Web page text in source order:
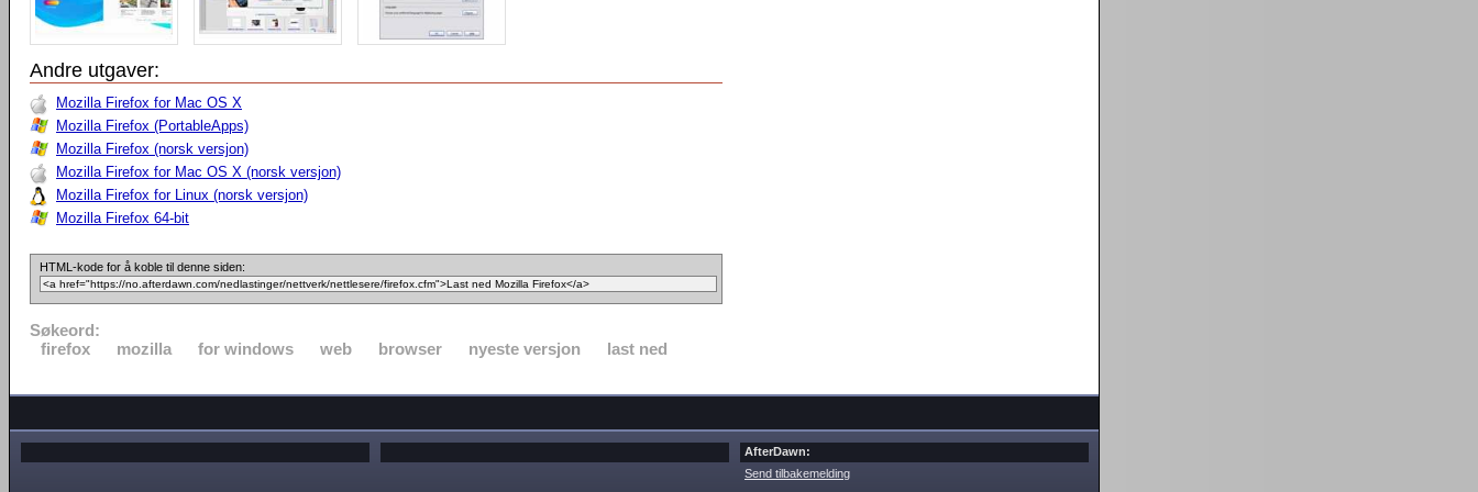
Andre utgaver:
Mozilla Firefox for Mac OS X
Mozilla Firefox (PortableApps)
Mozilla Firefox (norsk versjon)
Mozilla Firefox for Mac OS X (norsk versjon)
Mozilla Firefox for Linux (norsk versjon)
Mozilla Firefox 64-bit
HTML-kode for å koble til denne siden:
Søkeord:
firefox
mozilla for windows web browser nyeste versjon last ned
AfterDawn:
Send tilbakemelding